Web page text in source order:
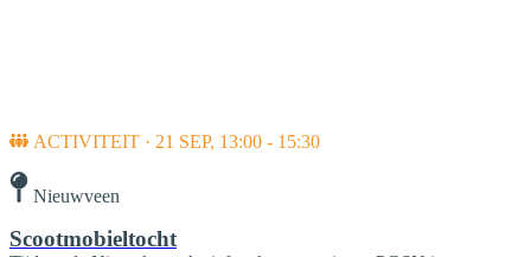
ACTIVITEIT · 21 SEP, 13:00 - 15:30
Nieuwveen
Scootmobieltocht